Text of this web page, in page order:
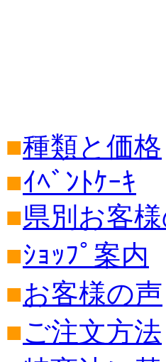
■種類と価格
■ｲﾍﾞﾝﾄｹｰｷ
■県別お客
■ｼｮｯﾌﾟ案内
■お客様の声
■ご注文方法